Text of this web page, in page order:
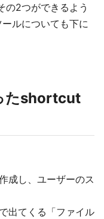
の2つができるよう
ルについても下に
たshortcut
成し、ユーザーのス
で出てくる「ファイル